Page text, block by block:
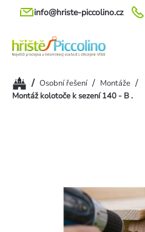
Přejít
info@hriste-piccolino.cz
Domů/ Osobní řešení / Montáže /
Montáž kolotoče k sezení 140 - B .